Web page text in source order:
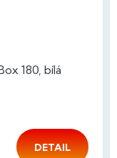
180, bílá
DETAIL